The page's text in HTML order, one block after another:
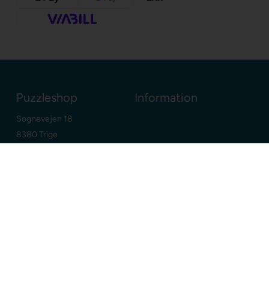
Puzzleshop
Sognevejen 18
8380 Trige
Information